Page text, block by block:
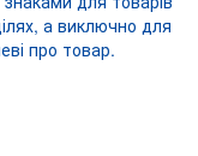
а виключно для
про товар.